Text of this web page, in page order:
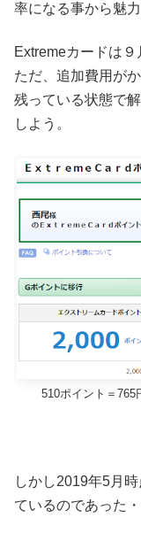
率になる事から魅力
Extremeカードは９
ただ、追加費用が
残っている状態で
しよう。
510ポイント＝765
しかし2019年5月
ているのであった・